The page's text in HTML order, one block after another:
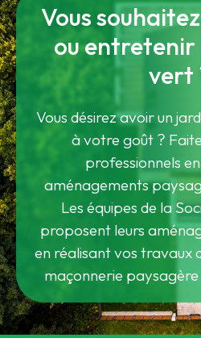
Vous
ou entretenir
vert
Vous désirez avoir un
à votre goût ?
professionnels
aménagements
Les équipes de la
proposent leurs
en réalisant vos travaux
maçonnerie